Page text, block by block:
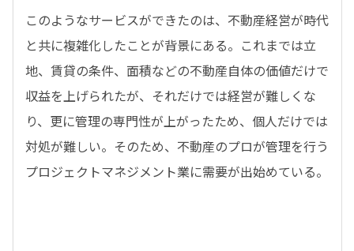
このようなサービスができたのは、不動産経営が時代
と共に複雑化したことが背景にある。これまでは立
地、賃貸の条件、面積などの不動産自体の価値だけで
収益を上げられたが、それだけでは経営が難しくな
り、更に管理の専門性が上がったため、個人だけでは
対処が難しい。そのため、不動産のプロが管理を行う
プロジェクトマネジメント業に需要が出始めている。